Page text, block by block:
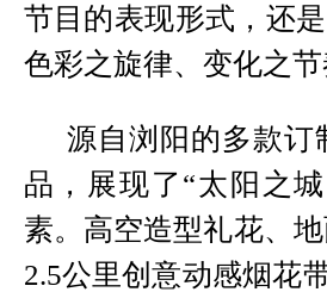
节目的表现形式，还
色彩之旋律、变化之
源自浏阳的多款订
品，展现了“太阳之
素。高空造型礼花、
2.5公里创意动感烟花